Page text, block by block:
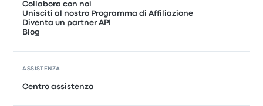
Collabora con noi
Unisciti al nostro Programma di Affiliazione
Diventa un partner API
Blog
ASSISTENZA
Centro assistenza